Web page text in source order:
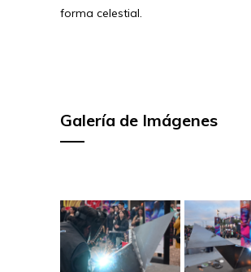
forma celestial.
Galería de Imágenes